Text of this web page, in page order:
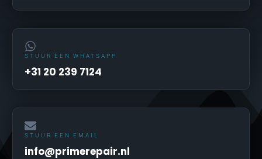
STUUR EEN WHATSAPP
+31 20 239 7124
STUUR EEN EMAIL
info@primerepair.nl